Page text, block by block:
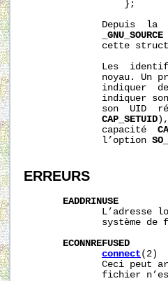
                  };
Depuis  la
_GNU_SOURCE
cette
Les
noyau. Un
indiquer
indiquer
son  UID
CAP_SETUID
              capacité
              l’option
ERREURS
EADDRINUSE
L’adresse
système de
ECONNREFUSED
connect (2)
Ceci peut
fichier